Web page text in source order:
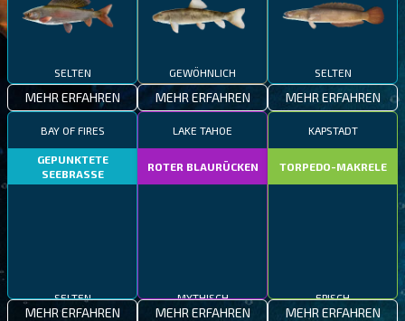
SELTEN
MEHR ERFAHREN
GEWÖHNLICH
MEHR ERFAHREN
SELTEN
MEHR ERFAHREN
BAY OF FIRES
GEPUNKTETE
SEEBRASSE
MEHR ERFAHREN
LAKE TAHOE
ROTER BLAURÜCKEN
MEHR ERFAHREN
KAPSTADT
TORPEDO-MAKRELE
MEHR ERFAHREN